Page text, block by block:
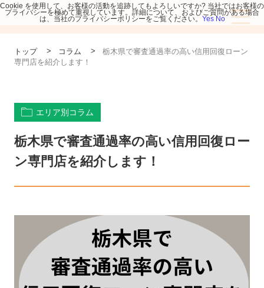
トップ > コラム >
栃木県で審査通過率の高い信用回復ローン
専門店を紹介します！
エリア別コラム
栃木県で審査通過率の高い信用回復ロー
ン専門店を紹介します！
Cookie を使用して、お客様の活動を追跡してもよろしいですか? 当社ではお客様の
プライバシーを極めて重視しています。詳細について、およびご質問がある場合
は、当社のプライバシーポリシーをご覧ください。 Yes No